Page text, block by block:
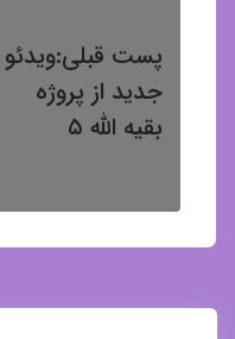
پست قبلی:ویدئو
جدید از پروژه
بقیه الله ۵